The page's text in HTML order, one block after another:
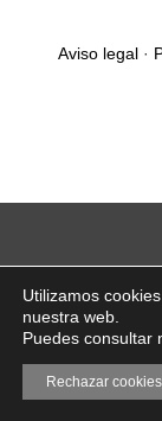
Aviso legal·
Utilizamos
nuestra web.
Puedes consultar
Rechazar cookies